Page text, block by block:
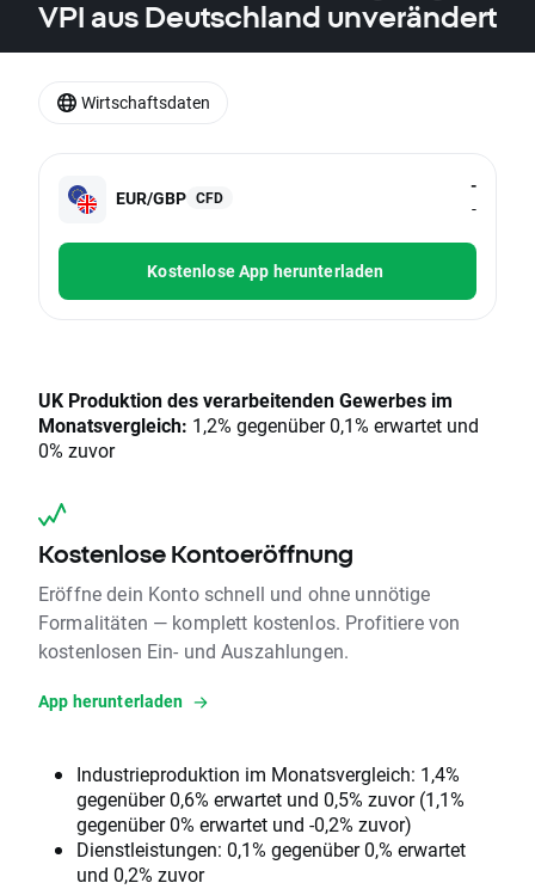
VPI aus Deutschland unverändert
EUR/GBP CFD
-
-
Kostenlose App herunterladen
UK Produktion des verarbeitenden Gewerbes im
Monatsvergleich: 1,2% gegenüber 0,1% erwartet und
0% zuvor
Kostenlose Kontoeröffnung
Eröffne dein Konto schnell und ohne unnötige
Formalitäten — komplett kostenlos. Profitiere von
kostenlosen Ein- und Auszahlungen.
App herunterladen
Industrieproduktion im Monatsvergleich: 1,4%
gegenüber 0,6% erwartet und 0,5% zuvor (1,1%
gegenüber 0% erwartet und -0,2% zuvor)
Dienstleistungen: 0,1% gegenüber 0,% erwartet
und 0,2% zuvor
Wirtschaftsdaten